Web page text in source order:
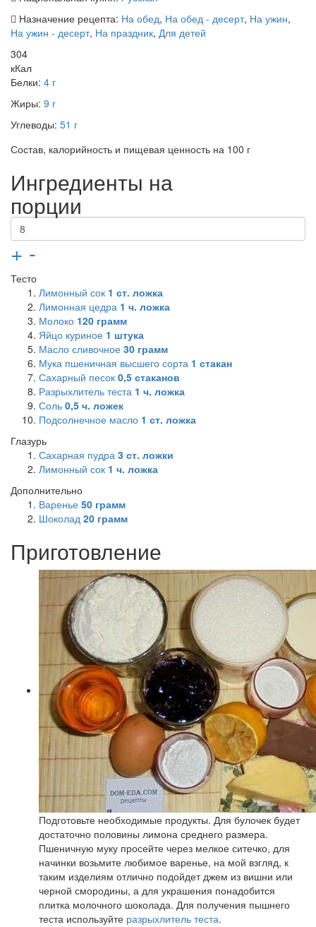
Назначение рецепта: На обед, На обед - десерт, На ужин,
На ужин - десерт, На праздник, Для детей
304
кКал
Белки: 4 г
Жиры: 9 г
Углеводы: 51 г
Состав, калорийность и пищевая ценность на 100 г
Ингредиенты на
порции
+ -
Тесто
Лимонный сок 1 ст. ложка
Лимонная цедра 1 ч. ложка
Молоко 120 грамм
Яйцо куриное 1 штука
Масло сливочное 30 грамм
Мука пшеничная высшего сорта 1 стакан
Сахарный песок 0,5 стаканов
Разрыхлитель теста 1 ч. ложка
Соль 0,5 ч. ложек
Подсолнечное масло 1 ст. ложка
Глазурь
Сахарная пудра 3 ст. ложки
Лимонный сок 1 ч. ложка
Дополнительно
Варенье 50 грамм
Шоколад 20 грамм
Приготовление
Подготовьте необходимые продукты. Для булочек будет
достаточно половины лимона среднего размера.
Пшеничную муку просейте через мелкое ситечко, для
начинки возьмите любимое варенье, на мой взгляд, к
таким изделиям отлично подойдет джем из вишни или
черной смородины, а для украшения понадобится
плитка молочного шоколада. Для получения пышнего
теста используйте разрыхлитель теста.